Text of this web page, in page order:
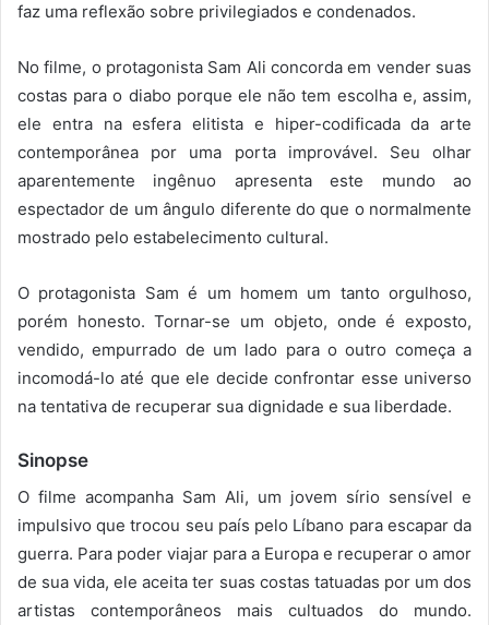
faz uma reflexão sobre privilegiados e condenados.
No filme, o protagonista Sam Ali concorda em vender suas
costas para o diabo porque ele não tem escolha e, assim,
ele entra na esfera elitista e hiper-codificada da arte
contemporânea por uma porta improvável. Seu olhar
aparentemente ingênuo apresenta este mundo ao
espectador de um ângulo diferente do que o normalmente
mostrado pelo estabelecimento cultural.
O protagonista Sam é um homem um tanto orgulhoso,
porém honesto. Tornar-se um objeto, onde é exposto,
vendido, empurrado de um lado para o outro começa a
incomodá-lo até que ele decide confrontar esse universo
na tentativa de recuperar sua dignidade e sua liberdade.
Sinopse
O filme acompanha Sam Ali, um jovem sírio sensível e
impulsivo que trocou seu país pelo Líbano para escapar da
guerra. Para poder viajar para a Europa e recuperar o amor
de sua vida, ele aceita ter suas costas tatuadas por um dos
artistas contemporâneos mais cultuados do mundo.